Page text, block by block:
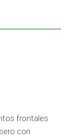
frontales
con